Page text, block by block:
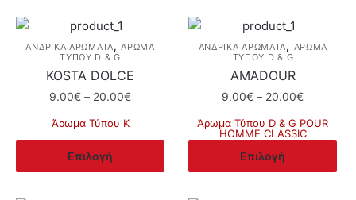
ΑΝΔΡΙΚΑ ΑΡΩΜΑΤΑ,ΆΡΩΜΑ
ΤΎΠΟΥ D & G
KOSTA DOLCE
9.00€ – 20.00€Price
Άρωμα Τύπου K
Επιλογή
Αυτό
το
ΑΝΔΡΙΚΑ ΑΡΩΜΑΤΑ, ΆΡΩΜΑ
ΤΎΠΟΥ D & G
AMADOUR
9.00€ – 20.00€Price
9.00€
Άρωμα Τύπου D & G POUR
ΗΟΜΜΕ CLASSIC
Επιλογή
Αυτό
το